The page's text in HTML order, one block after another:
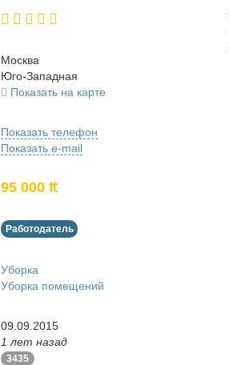
Москва
Юго-За­пад­ная
Показать на карте
Показать телефон
Показать e-mail
95 000 ₶
Работодатель
Уборка
Уборка помещений
09.09.2015
1 лет назад
3435